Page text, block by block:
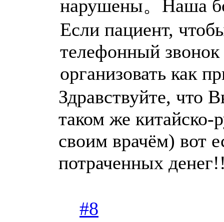
нарушены。Наша
Если пациент,
телефонный
организовать как
Здравствуйте, что
таком же китайско-
своим врачём) вот
потраченных
#8